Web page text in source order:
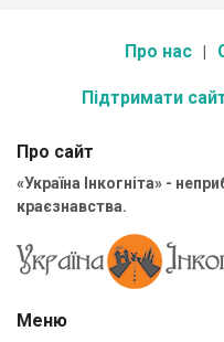
Про нас
Підтримати
Про сайт
«Україна Інкогніта» -
краєзнавства.
Меню